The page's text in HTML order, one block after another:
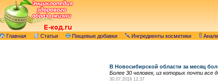
Главная Статьи Пищевые добавки Ингредиенты косметики
В Новосибирской области за месяц
Более 30 человек, из которых почти все
30.07.2018 12:37